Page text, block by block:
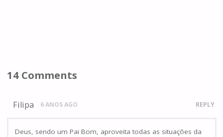
14 Comments
Filipa 6 ANOS AGO REPLY
Deus, sendo um Pai Bom, aproveita todas as situações da